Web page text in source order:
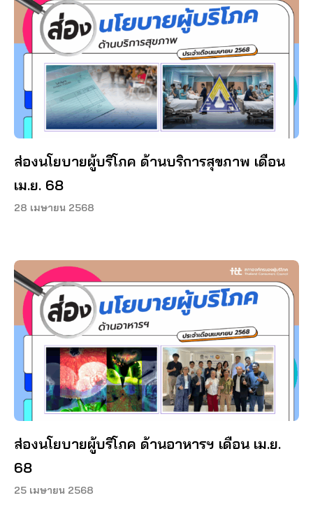
ส่องนโยบายผู้บริโภค ด้านบริการสุขภาพ เดือน
เม.ย. 68
28 เมษายน 2568
ส่องนโยบายผู้บริโภค ด้านอาหารฯ เดือน เม.ย.
68
25 เมษายน 2568